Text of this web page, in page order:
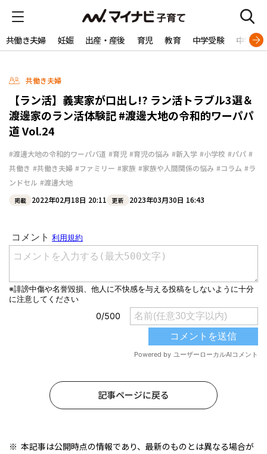
共働き夫婦 妊娠 出産・産後 育児 教育 中学受験 中学生
共働き夫婦
【ラン活】義実家が口出し!? ラン活トラブル3選＆
渡邊家のラン活体験記 #渡邊大地の令和的ワーパパ
道 Vol.24
#渡邊大地の令和的ワーパパ道 #育児 #育児の悩み #新入学 #小学校 #パパ #
共働き #共働き夫婦 #ファミリー #家族 #家族や人間関係の悩み #コラム #ラ
ンドセル #渡邊大地
掲載 2022年02月18日 20:11 更新 2023年03月30日 16:43
記事ページに戻る
本記事は公開時点の情報であり、最新のものとは異なる場合が